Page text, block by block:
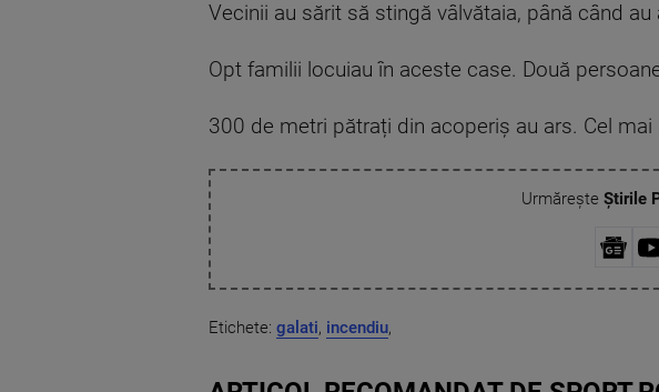
Vecinii au sărit să stingă vâlvătaia, până când
Opt familii locuiau în aceste case. Două
300 de metri pătrați din acoperiș au ars. Cel
Urmărește Știrile
Etichete: galati, incendiu,